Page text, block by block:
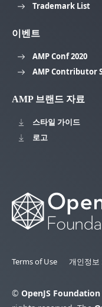
Trademark List
이벤트
AMP Conf 2020
AMP Contributor
AMP 브랜드 자료
스타일 가이드
로고
Terms of Use 개인정보
© OpenJS Foundation